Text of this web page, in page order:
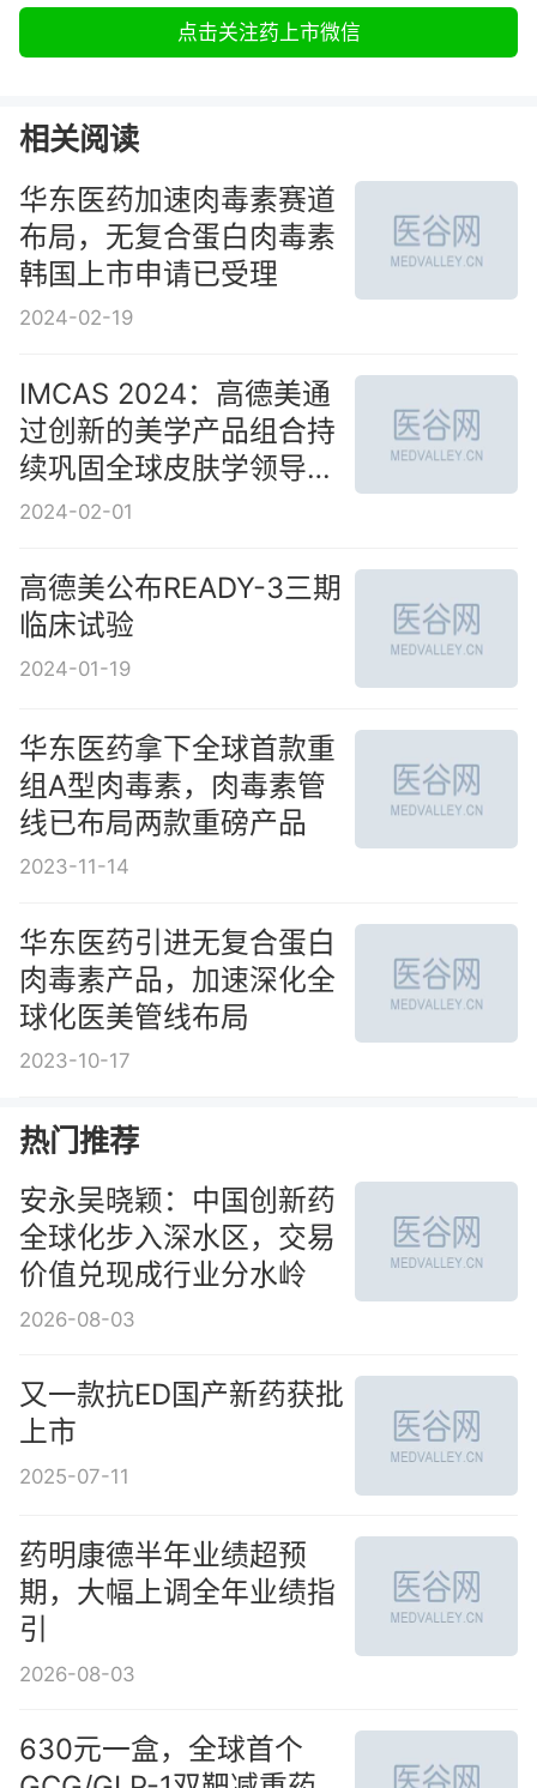
点击关注药上市微信
相关阅读
华东医药加速肉毒素赛道
布局，无复合蛋白肉毒素
韩国上市申请已受理
2024-02-19
IMCAS 2024：高德美通
过创新的美学产品组合持
续巩固全球皮肤学领导地
位
2024-02-01
高德美公布READY-3三期
临床试验
2024-01-19
华东医药拿下全球首款重
组A型肉毒素，肉毒素管
线已布局两款重磅产品
2023-11-14
华东医药引进无复合蛋白
肉毒素产品，加速深化全
球化医美管线布局
2023-10-17
热门推荐
安永吴晓颖：中国创新药
全球化步入深水区，交易
价值兑现成行业分水岭
2026-08-03
又一款抗ED国产新药获批
上市
2025-07-11
药明康德半年业绩超预
期，大幅上调全年业绩指
引
2026-08-03
630元一盒，全球首个